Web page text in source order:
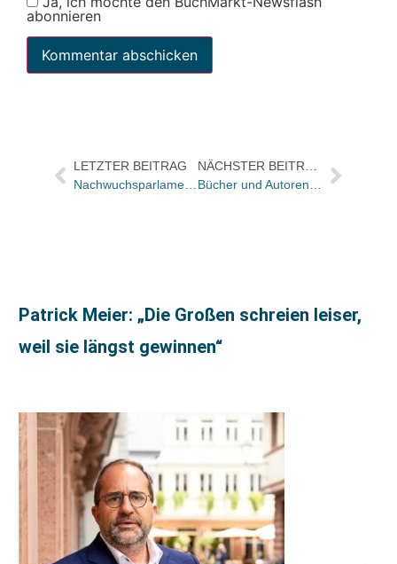
abonnieren
LETZTER BEITRAG
Nachwuchsparlament stellt Empfehlungen vor
Patrick Meier: „Die Großen schreien leiser,
weil sie längst gewinnen“